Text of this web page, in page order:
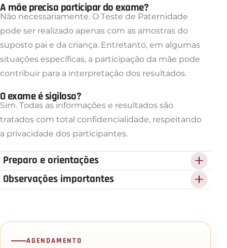
A mãe precisa participar do exame?
Não necessariamente. O Teste de Paternidade
pode ser realizado apenas com as amostras do
suposto pai e da criança. Entretanto, em algumas
situações específicas, a participação da mãe pode
contribuir para a interpretação dos resultados.
O exame é sigiloso?
Sim. Todas as informações e resultados são
tratados com total confidencialidade, respeitando
a privacidade dos participantes.
Preparo e orientações
O exame não exige jejum.
chicletes por aproximadamente 30 minutos,
conforme orientação do laboratório;
Observações importantes
Prazos, condições de coleta, transporte e
variar. Confirme as orientações definitivas com a
AGENDAMENTO